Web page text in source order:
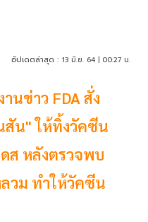
อัปเดตล่าสุด : 13 มิ.ย. 64 | 00:27 น.
นข่าว FDA สั่ง
น" ให้ทิ้งวัคซีน
ส หลังตรวจพบ
วม ทำให้วัคซีน